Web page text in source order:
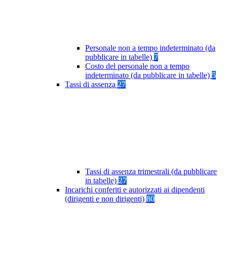
Personale non a tempo indeterminato (da
pubblicare in tabelle) 7
Costo del personale non a tempo
indeterminato (da pubblicare in tabelle) 5
Tassi di assenza 27
Tassi di assenza trimestrali (da pubblicare
in tabelle) 27
Incarichi conferiti e autorizzati ai dipendenti
(dirigenti e non dirigenti) 80